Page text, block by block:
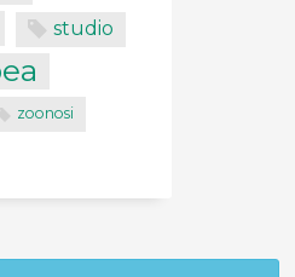
studio
zoonosi